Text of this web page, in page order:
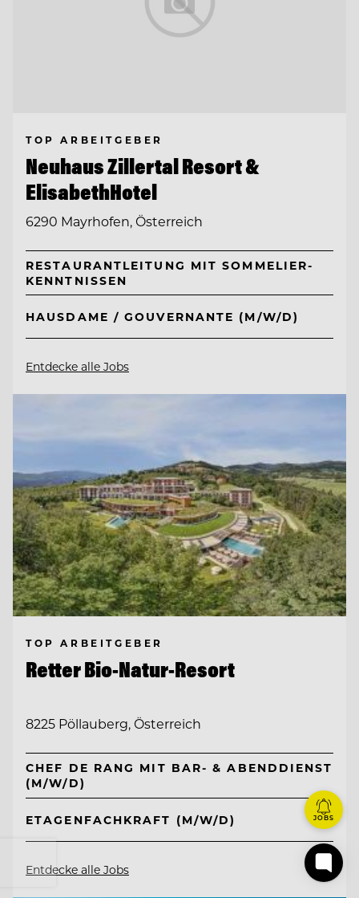
TOP ARBEITGEBER
Neuhaus Zillertal Resort &
ElisabethHotel
6290 Mayrhofen, Österreich
RESTAURANTLEITUNG MIT SOMMELIER-
KENNTNISSEN
HAUSDAME / GOUVERNANTE (M/W/D)
Entdecke alle Jobs
TOP ARBEITGEBER
Retter Bio-Natur-Resort
8225 Pöllauberg, Österreich
CHEF DE RANG MIT BAR- & ABENDDIENST
(M/W/D)
ETAGENFACHKRAFT (M/W/D)
Entdecke alle Jobs
JOBS